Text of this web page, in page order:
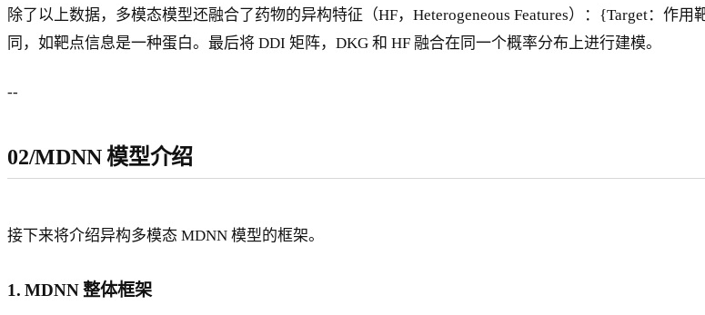
除了以上数据，多模态模型还融合了药物的异构特征（HF，Heterogeneous Features）：{Target：作
同，如靶点信息是一种蛋白。最后将 DDI 矩阵，DKG 和 HF 融合在同一个概率分布上进行建模。
--
02/MDNN 模型介绍
接下来将介绍异构多模态 MDNN 模型的框架。
1. MDNN 整体框架